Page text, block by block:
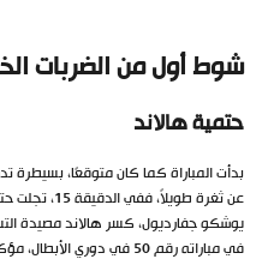
شوط أول من الضربات
حتمية هالاند
بدأت المباراة كما كان متوقعًا،
عن ثغرة
في مباراته رقم 50 في دوري الأبطال، مؤكدًا أن السيناريو المتوقع بدأ يتحقق.